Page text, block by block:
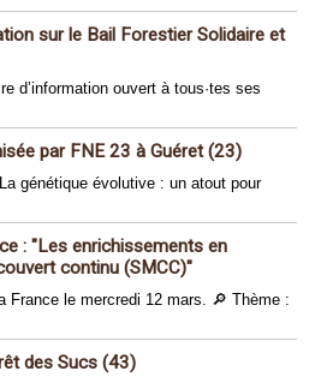
sur le Bail Forestier Solidaire et
d’information ouvert à tous·tes ses
par FNE 23 à Guéret (23)
génétique évolutive : un atout pour
: "Les enrichissements en
continu (SMCC)"
France le mercredi 12 mars. 🔎 Thème :
des Sucs (43)